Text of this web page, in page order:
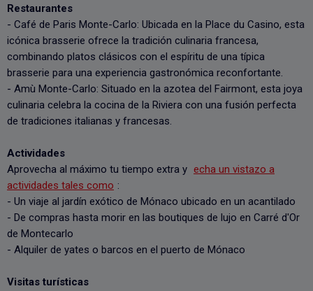
Restaurantes
- Café de Paris Monte-Carlo: Ubicada en la Place du Casino, esta
icónica brasserie ofrece la tradición culinaria francesa,
combinando platos clásicos con el espíritu de una típica
brasserie para una experiencia gastronómica reconfortante.
- Amù Monte-Carlo: Situado en la azotea del Fairmont, esta joya
culinaria celebra la cocina de la Riviera con una fusión perfecta
de tradiciones italianas y francesas.
Actividades
Aprovecha al máximo tu tiempo extra y echa un vistazo a
actividades tales como :
- Un viaje al jardín exótico de Mónaco ubicado en un acantilado
- De compras hasta morir en las boutiques de lujo en Carré d'Or
de Montecarlo
- Alquiler de yates o barcos en el puerto de Mónaco
Visitas turísticas